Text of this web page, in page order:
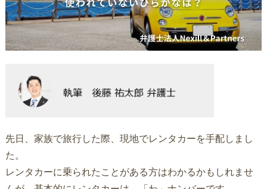
先日、家族で旅行した際、現地でレンタカーを手配しまし
た。
レンタカーに乗られたことがある方はわかるかもしれませ